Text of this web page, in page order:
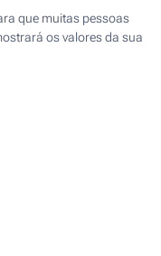
que muitas pessoas
os valores da sua